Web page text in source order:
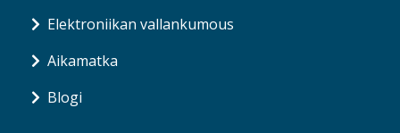
Elektroniikan vallankumous
Aikamatka
Blogi